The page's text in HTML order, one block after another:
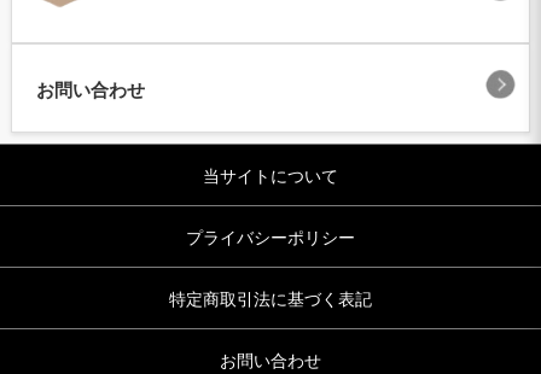
お問い合わせ
当サイトについて
プライバシーポリシー
特定商取引法に基づく表記
お問い合わせ